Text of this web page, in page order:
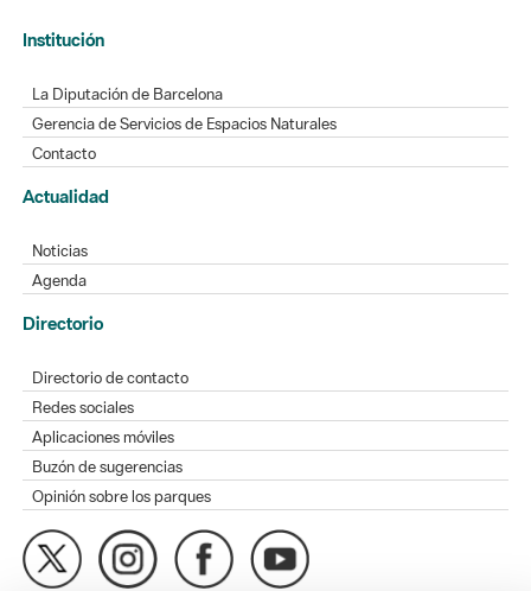
Institución
La Diputación de Barcelona
Gerencia de Servicios de Espacios Naturales
Contacto
Actualidad
Noticias
Agenda
Directorio
Directorio de contacto
Redes sociales
Aplicaciones móviles
Buzón de sugerencias
Opinión sobre los parques